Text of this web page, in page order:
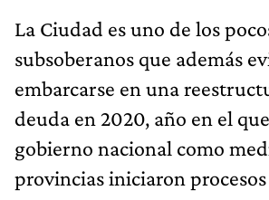
La Ciudad es uno de los
subsoberanos que además
embarcarse en una
deuda en 2020, año en el
gobierno nacional como
provincias iniciaron